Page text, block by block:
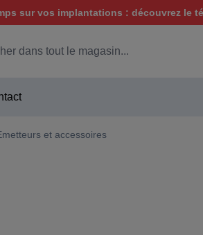
sur vos implantations : découvrez le
et accessoires